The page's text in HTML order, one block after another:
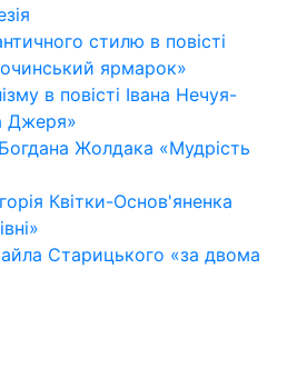
стилю в повісті
ярмарок»
в повісті Івана Нечуя-
Джеря»
Жолдака «Мудрість
Квітки-Основ'яненка
Старицького «за двома